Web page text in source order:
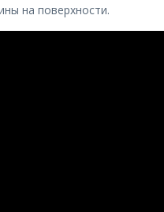
на поверхности.